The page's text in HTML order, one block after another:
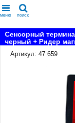
меню поиск
Сенсорный
черный + Ридер
Артикул: 47 659